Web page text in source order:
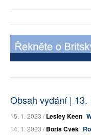
Obsah vydání | 13.
15. 1. 2023 /Lesley Keen
14. 1. 2023 /Boris Cvek